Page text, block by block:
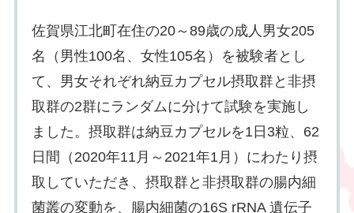
佐賀県江北町在住の20～89歳の成人男女205
名（男性100名、女性105名）を被験者とし
て、男女それぞれ納豆カプセル摂取群と非摂
取群の2群にランダムに分けて試験を実施し
ました。摂取群は納豆カプセルを1日3粒、62
日間（2020年11月～2021年1月）にわたり摂
取していただき、摂取群と非摂取群の腸内細
菌叢の変動を、腸内細菌の16S rRNA 遺伝子